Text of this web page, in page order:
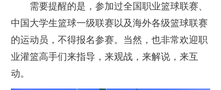
需要提醒的是，参加过全国职业篮球联赛、
中国大学生篮球一级联赛以及海外各级篮球联赛
的运动员，不得报名参赛。 当然，也非常欢迎职
业灌篮高手们来指导，来观战，来解说，来互
动。